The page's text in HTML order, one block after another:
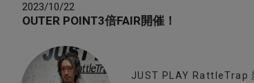
2023/10/22
OUTER POINT3倍FAIR開催！
JUST PLAY RattleTrap